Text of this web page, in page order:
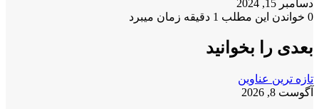
دسامبر 15, 2024
0 خواندن این مطلب 1 دقیقه زمان میبرد
بعدی را بخوانید
تازه ترین عناوین
آگوست 8, 2026